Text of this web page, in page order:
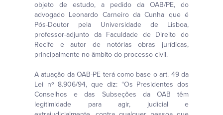
objeto de estudo, a pedido da OAB/PE, do
advogado Leonardo Carneiro da Cunha que é
Pós-Doutor pela Universidade de Lisboa,
professor-adjunto da Faculdade de Direito do
Recife e autor de notórias obras jurídicas,
principalmente no âmbito do processo civil.
A atuação da OAB-PE terá como base o art. 49 da
Lei nº 8.906/94, que diz: “Os Presidentes dos
Conselhos e das Subseções da OAB têm
legitimidade para agir, judicial e